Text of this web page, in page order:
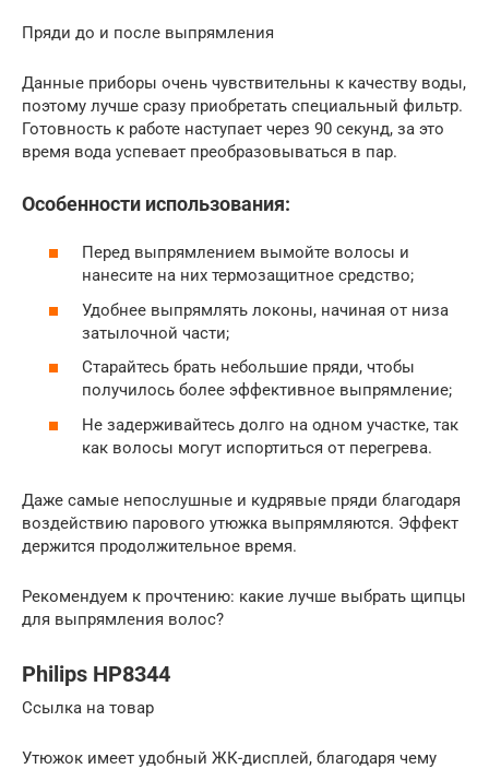
Пряди до и после выпрямления
Данные приборы очень чувствительны к качеству воды,
поэтому лучше сразу приобретать специальный фильтр.
Готовность к работе наступает через 90 секунд, за это
время вода успевает преобразовываться в пар.
Особенности использования:
Перед выпрямлением вымойте волосы и
нанесите на них термозащитное средство;
Удобнее выпрямлять локоны, начиная от низа
затылочной части;
Старайтесь брать небольшие пряди, чтобы
получилось более эффективное выпрямление;
Не задерживайтесь долго на одном участке, так
как волосы могут испортиться от перегрева.
Даже самые непослушные и кудрявые пряди благодаря
воздействию парового утюжка выпрямляются. Эффект
держится продолжительное время.
Рекомендуем к прочтению: какие лучше выбрать щипцы
для выпрямления волос?
Philips HP8344
Ссылка на товар
Утюжок имеет удобный ЖК-дисплей, благодаря чему